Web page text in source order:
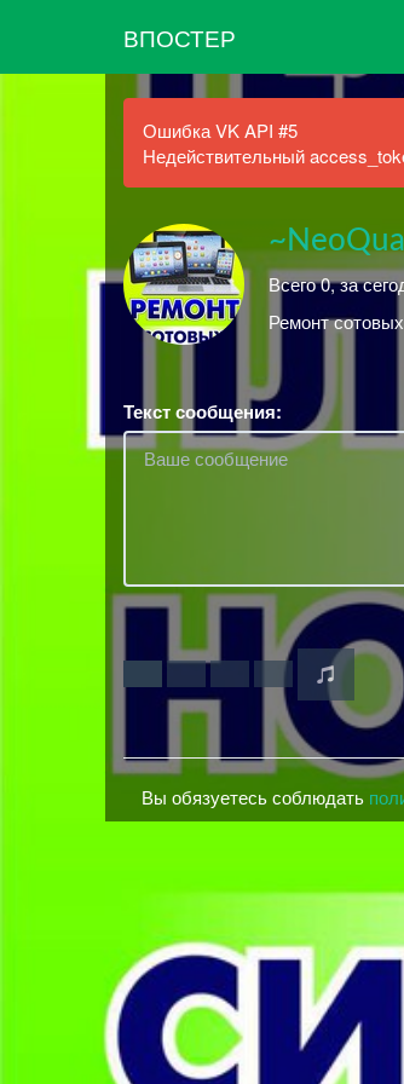
ВПОСТЕР
Ошибка VK API #5
Недействительный
Всего 0, за
Ремонт
Текст сообщения:
Вы обязуетесь соблюдать